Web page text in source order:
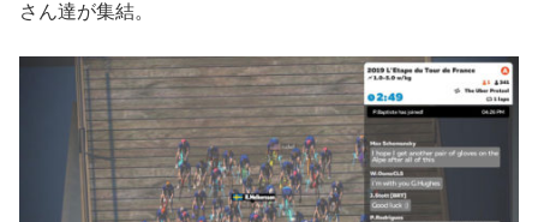
さん達が集結。